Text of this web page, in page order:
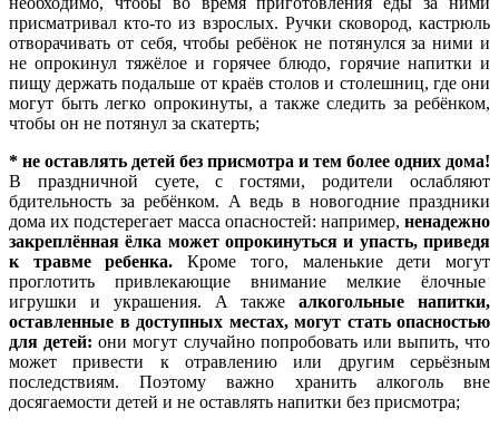
присматривал кто-то из взрослых. Ручки сковород, кастрюль
отворачивать от себя, чтобы ребёнок не потянулся за ними и
не опрокинул тяжёлое и горячее блюдо, горячие напитки и
пищу держать подальше от краёв столов и столешниц, где они
могут быть легко опрокинуты, а также следить за ребёнком,
чтобы он не потянул за скатерть;
* не оставлять детей без присмотра и тем более одних дома!
В праздничной суете, с гостями, родители ослабляют
бдительность за ребёнком. А ведь в новогодние праздники
дома их подстерегает масса опасностей: например, ненадежно
закреплённая ёлка может опрокинуться и упасть, приведя
к травме ребенка. Кроме того, маленькие дети могут
проглотить привлекающие внимание мелкие ёлочные
игрушки и украшения. А такжеалкогольные напитки,
оставленные в доступных местах, могут стать опасностью
для детей: они могут случайно попробовать или выпить, что
может привести к отравлению или другим серьёзным
последствиям. Поэтому важно хранить алкоголь вне
досягаемости детей и не оставлять напитки без присмотра;